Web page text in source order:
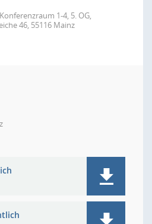
1-4, 5. OG,
46, 55116 Mainz